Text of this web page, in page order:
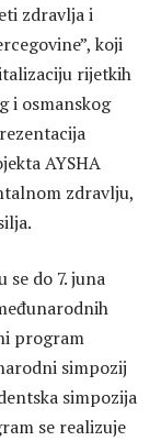
zdravlja i
koji
rijetkih
i osmanskog
AYSHA
zdravlju,
se do 7. juna
program
simpozij
simpozija
se realizuje